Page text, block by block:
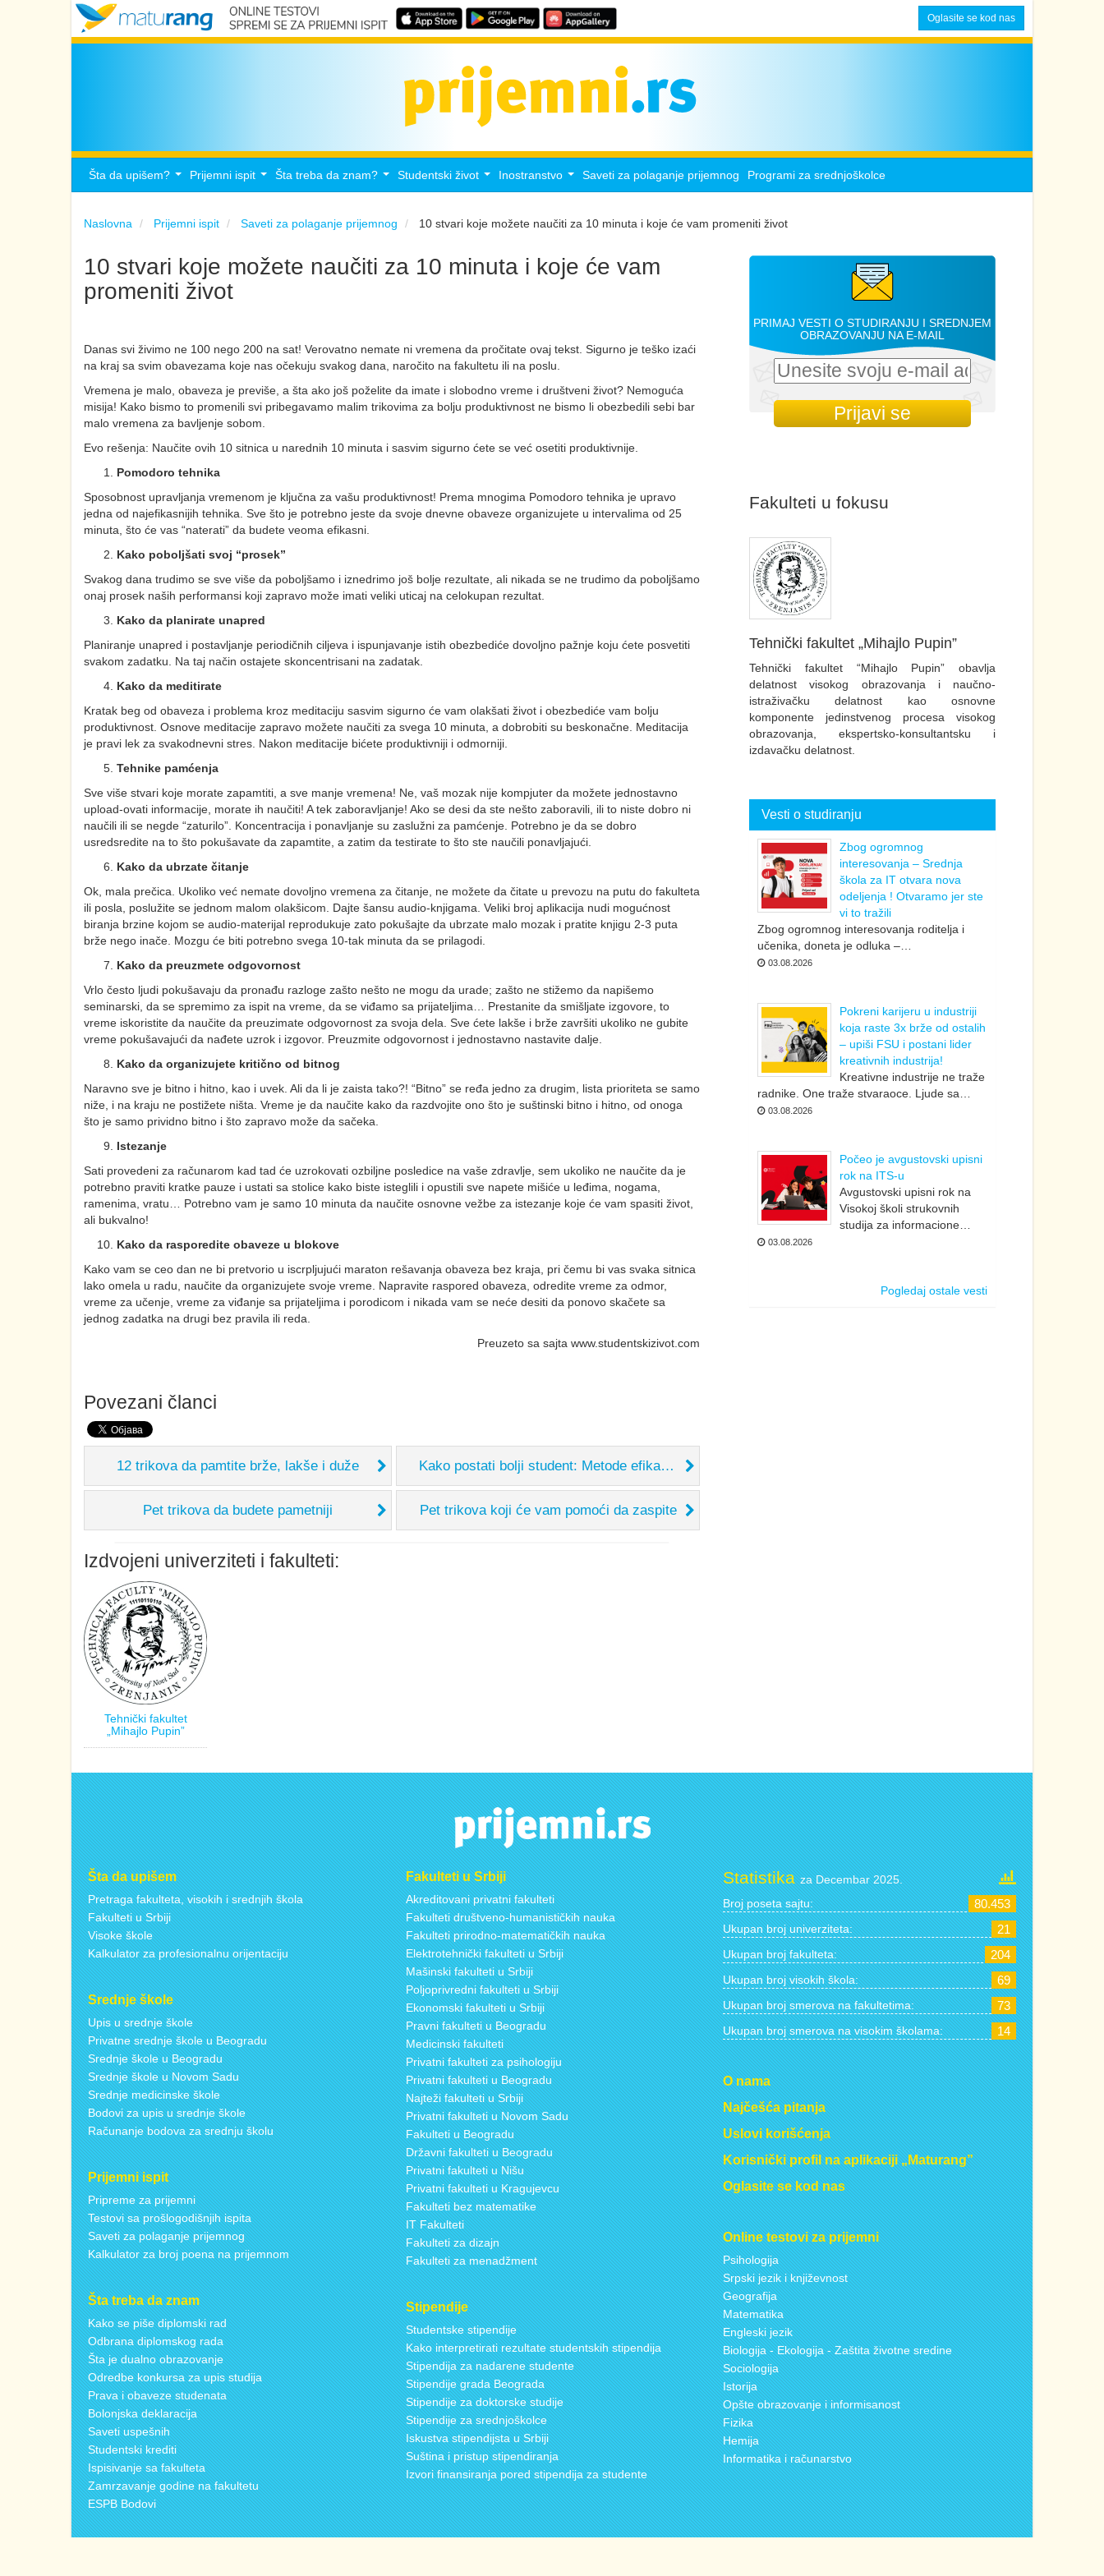
Oglasite se kod nas
Šta da upišem? Prijemni ispit Šta treba da znam? Studentski život Inostranstvo Saveti za polaganje prijemnog Programi za srednjoškolce
Naslovna Prijemni ispit Saveti za polaganje prijemnog 10 stvari koje možete naučiti za 10 minuta i koje će vam promeniti život
10 stvari koje možete naučiti za 10 minuta i koje će vam
promeniti život
Danas svi živimo ne 100 nego 200 na sat! Verovatno nemate ni vremena da pročitate ovaj tekst. Sigurno je teško izaći
na kraj sa svim obavezama koje nas očekuju svakog dana, naročito na fakultetu ili na poslu.
Vremena je malo, obaveza je previše, a šta ako još poželite da imate i slobodno vreme i društveni život? Nemoguća
misija! Kako bismo to promenili svi pribegavamo malim trikovima za bolju produktivnost ne bismo li obezbedili sebi bar
malo vremena za bavljenje sobom.
Evo rešenja: Naučite ovih 10 sitnica u narednih 10 minuta i sasvim sigurno ćete se već osetiti produktivnije.
Pomodoro tehnika
Sposobnost upravljanja vremenom je ključna za vašu produktivnost! Prema mnogima Pomodoro tehnika je upravo
jedna od najefikasnijih tehnika. Sve što je potrebno jeste da svoje dnevne obaveze organizujete u intervalima od 25
minuta, što će vas “naterati” da budete veoma efikasni.
Kako poboljšati svoj “prosek”
Svakog dana trudimo se sve više da poboljšamo i iznedrimo još bolje rezultate, ali nikada se ne trudimo da poboljšamo
onaj prosek naših performansi koji zapravo može imati veliki uticaj na celokupan rezultat.
Kako da planirate unapred
Planiranje unapred i postavljanje periodičnih ciljeva i ispunjavanje istih obezbediće dovoljno pažnje koju ćete posvetiti
svakom zadatku. Na taj način ostajete skoncentrisani na zadatak.
Kako da meditirate
Kratak beg od obaveza i problema kroz meditaciju sasvim sigurno će vam olakšati život i obezbediće vam bolju
produktivnost. Osnove meditacije zapravo možete naučiti za svega 10 minuta, a dobrobiti su beskonačne. Meditacija
je pravi lek za svakodnevni stres. Nakon meditacije bićete produktivniji i odmorniji.
Tehnike pamćenja
Sve više stvari koje morate zapamtiti, a sve manje vremena! Ne, vaš mozak nije kompjuter da možete jednostavno
upload-ovati informacije, morate ih naučiti! A tek zaboravljanje! Ako se desi da ste nešto zaboravili, ili to niste dobro ni
naučili ili se negde “zaturilo”. Koncentracija i ponavljanje su zaslužni za pamćenje. Potrebno je da se dobro
usredsredite na to što pokušavate da zapamtite, a zatim da testirate to što ste naučili ponavljajući.
Kako da ubrzate čitanje
Ok, mala prečica. Ukoliko već nemate dovoljno vremena za čitanje, ne možete da čitate u prevozu na putu do fakulteta
ili posla, poslužite se jednom malom olakšicom. Dajte šansu audio-knjigama. Veliki broj aplikacija nudi mogućnost
biranja brzine kojom se audio-materijal reprodukuje zato pokušajte da ubrzate malo mozak i pratite knjigu 2-3 puta
brže nego inače. Mozgu će biti potrebno svega 10-tak minuta da se prilagodi.
Kako da preuzmete odgovornost
Vrlo često ljudi pokušavaju da pronađu razloge zašto nešto ne mogu da urade; zašto ne stižemo da napišemo
seminarski, da se spremimo za ispit na vreme, da se viđamo sa prijateljima… Prestanite da smišljate izgovore, to
vreme iskoristite da naučite da preuzimate odgovornost za svoja dela. Sve ćete lakše i brže završiti ukoliko ne gubite
vreme pokušavajući da nađete uzrok i izgovor. Preuzmite odgovornost i jednostavno nastavite dalje.
Kako da organizujete kritično od bitnog
Naravno sve je bitno i hitno, kao i uvek. Ali da li je zaista tako?! “Bitno” se ređa jedno za drugim, lista prioriteta se samo
niže, i na kraju ne postižete ništa. Vreme je da naučite kako da razdvojite ono što je suštinski bitno i hitno, od onoga
što je samo prividno bitno i što zapravo može da sačeka.
Istezanje
Sati provedeni za računarom kad tad će uzrokovati ozbiljne posledice na vaše zdravlje, sem ukoliko ne naučite da je
potrebno praviti kratke pauze i ustati sa stolice kako biste isteglili i opustili sve napete mišiće u leđima, nogama,
ramenima, vratu… Potrebno vam je samo 10 minuta da naučite osnovne vežbe za istezanje koje će vam spasiti život,
ali bukvalno!
Kako da rasporedite obaveze u blokove
Kako vam se ceo dan ne bi pretvorio u iscrpljujući maraton rešavanja obaveza bez kraja, pri čemu bi vas svaka sitnica
lako omela u radu, naučite da organizujete svoje vreme. Napravite raspored obaveza, odredite vreme za odmor,
vreme za učenje, vreme za viđanje sa prijateljima i porodicom i nikada vam se neće desiti da ponovo skačete sa
jednog zadatka na drugi bez pravila ili reda.
Preuzeto sa sajta www.studentskizivot.com
Povezani članci
12 trikova da pamtite brže, lakše i duže Kako postati bolji student: Metode efikasnog učenja koje funkcionišu
Pet trikova da budete pametniji Pet trikova koji će vam pomoći da zaspite
Izdvojeni univerziteti i fakulteti:
Tehnički fakultet
„Mihajlo Pupin”
PRIMAJ VESTI O STUDIRANJU I SREDNJEM
OBRAZOVANJU NA E-MAIL
Fakulteti u fokusu
Tehnički fakultet „Mihajlo Pupin”
Tehnički fakultet “Mihajlo Pupin” obavlja
delatnost visokog obrazovanja i naučno-
istraživačku delatnost kao osnovne
komponente jedinstvenog procesa visokog
obrazovanja, ekspertsko-konsultantsku i
izdavačku delatnost.
Vesti o studiranju
Zbog ogromnog
interesovanja – Srednja
škola za IT otvara nova
odeljenja ! Otvaramo jer ste
vi to tražili
Zbog ogromnog interesovanja roditelja i
učenika, doneta je odluka –…
03.08.2026
Pokreni karijeru u industriji
koja raste 3x brže od ostalih
– upiši FSU i postani lider
kreativnih industrija!
Kreativne industrije ne traže
radnike. One traže stvaraoce. Ljude sa…
03.08.2026
Počeo je avgustovski upisni
rok na ITS-u
Avgustovski upisni rok na
Visokoj školi strukovnih
studija za informacione…
03.08.2026
Pogledaj ostale vesti
Šta da upišem
Pretraga fakulteta, visokih i srednjih škola
Fakulteti u Srbiji
Visoke škole
Kalkulator za profesionalnu orijentaciju
Srednje škole
Upis u srednje škole
Privatne srednje škole u Beogradu
Srednje škole u Beogradu
Srednje škole u Novom Sadu
Srednje medicinske škole
Bodovi za upis u srednje škole
Računanje bodova za srednju školu
Prijemni ispit
Pripreme za prijemni
Testovi sa prošlogodišnjih ispita
Saveti za polaganje prijemnog
Kalkulator za broj poena na prijemnom
Šta treba da znam
Kako se piše diplomski rad
Odbrana diplomskog rada
Šta je dualno obrazovanje
Odredbe konkursa za upis studija
Prava i obaveze studenata
Bolonjska deklaracija
Saveti uspešnih
Studentski krediti
Ispisivanje sa fakulteta
Zamrzavanje godine na fakultetu
ESPB Bodovi
Fakulteti u Srbiji
Akreditovani privatni fakulteti
Fakulteti društveno-humanističkih nauka
Fakulteti prirodno-matematičkih nauka
Elektrotehnički fakulteti u Srbiji
Mašinski fakulteti u Srbiji
Poljoprivredni fakulteti u Srbiji
Ekonomski fakulteti u Srbiji
Pravni fakulteti u Beogradu
Medicinski fakulteti
Privatni fakulteti za psihologiju
Privatni fakulteti u Beogradu
Najteži fakulteti u Srbiji
Privatni fakulteti u Novom Sadu
Fakulteti u Beogradu
Državni fakulteti u Beogradu
Privatni fakulteti u Nišu
Privatni fakulteti u Kragujevcu
Fakulteti bez matematike
IT Fakulteti
Fakulteti za dizajn
Fakulteti za menadžment
Stipendije
Studentske stipendije
Kako interpretirati rezultate studentskih stipendija
Stipendija za nadarene studente
Stipendije grada Beograda
Stipendije za doktorske studije
Stipendije za srednjoškolce
Iskustva stipendijsta u Srbiji
Suština i pristup stipendiranja
Izvori finansiranja pored stipendija za studente
Statistikaza Decembar 2025.
Broj poseta sajtu: 80.453
Ukupan broj univerziteta: 21
Ukupan broj fakulteta: 204
Ukupan broj visokih škola: 69
Ukupan broj smerova na fakultetima: 73
Ukupan broj smerova na visokim školama: 14
O nama
Najčešća pitanja
Uslovi korišćenja
Korisnički profil na aplikaciji „Maturang”
Oglasite se kod nas
Online testovi za prijemni
Psihologija
Srpski jezik i književnost
Geografija
Matematika
Engleski jezik
Biologija - Ekologija - Zaštita životne sredine
Sociologija
Istorija
Opšte obrazovanje i informisanost
Fizika
Hemija
Informatika i računarstvo